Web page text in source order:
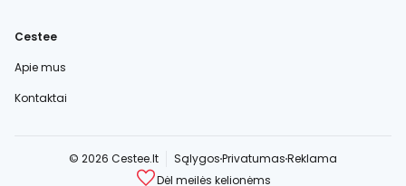
Cestee
Apie mus
Kontaktai
© 2026 Cestee.lt SąlygosPrivatumasReklama
Dėl meilės kelionėms